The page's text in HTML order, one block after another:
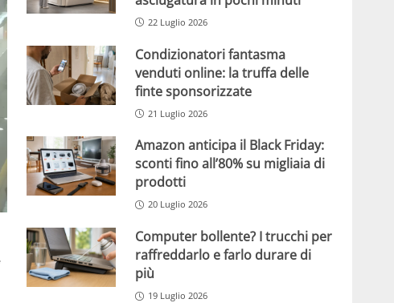
22 Luglio 2026
Condizionatori fantasma
venduti online: la truffa delle
finte sponsorizzate
21 Luglio 2026
Amazon anticipa il Black Friday:
sconti fino all’80% su migliaia di
prodotti
20 Luglio 2026
Computer bollente? I trucchi per
raffreddarlo e farlo durare di
più
19 Luglio 2026